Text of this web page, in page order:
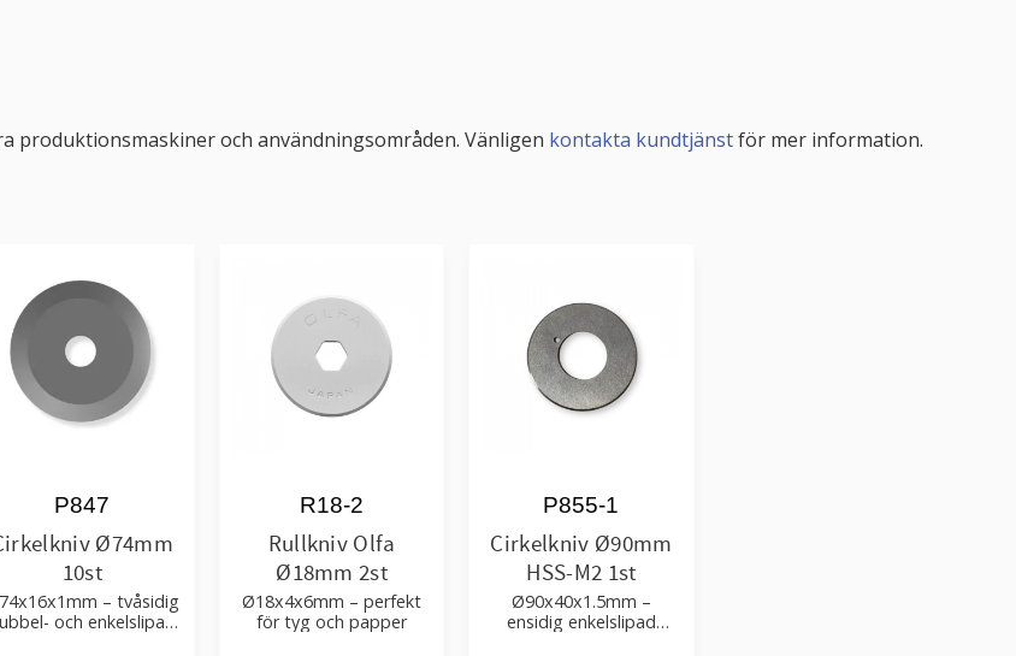
produktionsmaskiner och användningsområden. Vänligen kontakta kundtjänstför mer information.
Ø74mm
10st
– tvåsidig
och enkelslipad
P847
Rullkniv Olfa
Ø18mm 2st
Ø18x4x6mm – perfekt
för tyg och papper
R18-2
Cirkelkniv Ø90mm
HSS-M2 1st
Ø90x40x1.5mm –
ensidig enkelslipad
P855-1